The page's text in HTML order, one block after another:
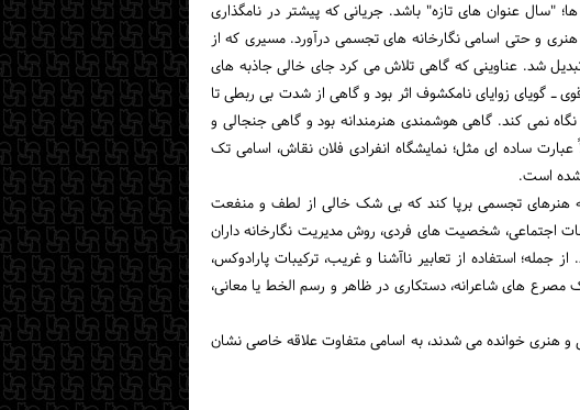
"سال عنوان های تازه" باشد. جریانی که پیشتر در نامگذاری
و حتی اسامی نگارخانه های تجسمی درآورد. مسیری که از
به پدیده ای فراگیر تبدیل شد. عناوینی که گاهی تلاش می کرد جای خالی جاذبه های
گویای زوایای نامکشوف اثر بود و گاهی از شدت بی ربطی تا
نمی کند. گاهی هوشمندی هنرمندانه بود و گاهی جنجالی و
ساده ای مثل؛ نمایشگاه انفرادی فلان نقاش، اسامی تک
شده است.
به هنرهای تجسمی برپا کند که بی شک خالی از لطف و منفعت
اجتماعی، شخصیت های فردی، روش مدیریت نگارخانه داران
استفاده از تعابیر ناآشنا و غریب، ترکیبات پارادوکس،
تک مصرع های شاعرانه، دستکاری در ظاهر و رسم الخط یا معانی،
و هنری خوانده می شدند، به اسامی متفاوت علاقه خاصی نشان